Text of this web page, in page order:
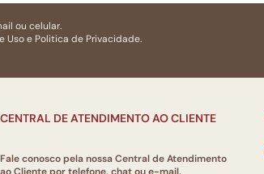
ou celular.
Usoe Politica de Privacidade.
CENTRAL DE ATENDIMENTO AO CLIENTE
Fale conosco pela nossa Central de Atendimento